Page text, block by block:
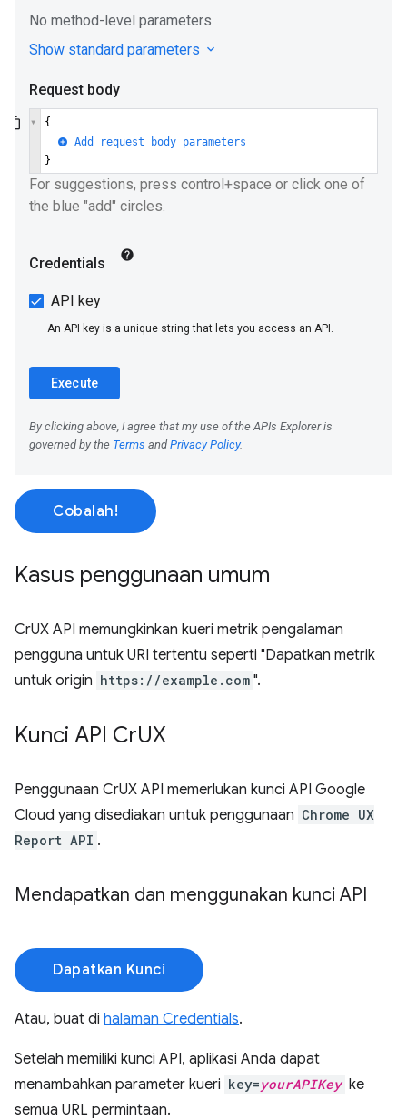
Cobalah!
Kasus penggunaan umum
CrUX API memungkinkan kueri metrik pengalaman
pengguna untuk URI tertentu seperti "Dapatkan metrik
untuk origin https://example.com ".
Kunci API CrUX
Penggunaan CrUX API memerlukan kunci API Google
Cloud yang disediakan untuk penggunaan Chrome UX
Report API .
Mendapatkan dan menggunakan kunci API
Dapatkan Kunci
Atau, buat di halaman Credentials.
Setelah memiliki kunci API, aplikasi Anda dapat
menambahkan parameter kueri key=yourAPIKey ke
semua URL permintaan.